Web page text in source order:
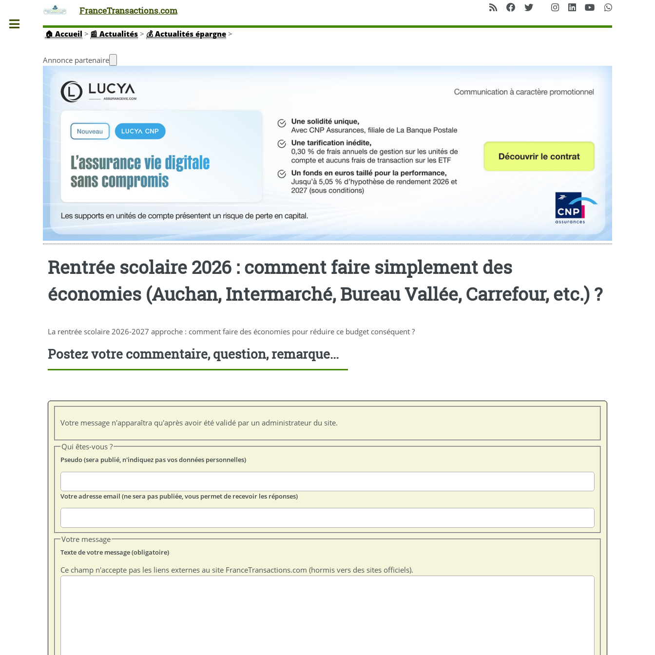
FranceTransactions.com
🏠 Accueil > 📰 Actualités > 💰 Actualités épargne>
Annonce partenaire
Rentrée scolaire 2026 : comment faire simplement des
économies (Auchan, Intermarché, Bureau Vallée, Carrefour, etc.) ?
La rentrée scolaire 2026-2027 approche : comment faire des économies pour réduire ce budget conséquent ?
Postez votre commentaire, question, remarque...
Votre message n'apparaîtra qu'après avoir été validé par un administrateur du site.
Qui êtes-vous ?
Pseudo (sera publié, n'indiquez pas vos données personnelles)
Votre adresse email (ne sera pas publiée, vous permet de recevoir les réponses)
Votre message
Texte de votre message (obligatoire)
Ce champ n'accepte pas les liens externes au site FranceTransactions.com (hormis vers des sites officiels).
Toggle